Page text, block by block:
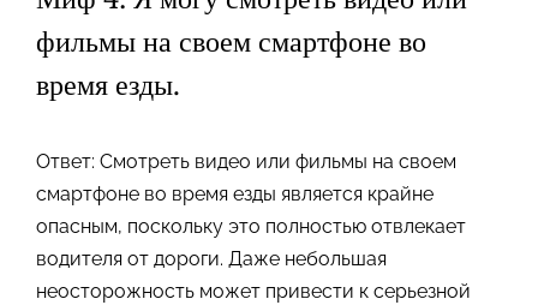
фильмы на своем смартфоне во
время езды.
Ответ: Смотреть видео или фильмы на своем
смартфоне во время езды является крайне
опасным, поскольку это полностью отвлекает
водителя от дороги. Даже небольшая
неосторожность может привести к серьезной